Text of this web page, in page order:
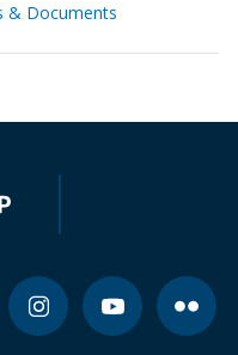
& Documents